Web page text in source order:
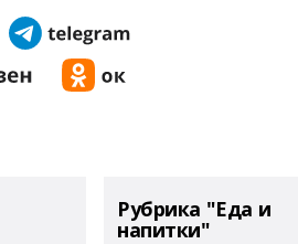
Рубрика "Еда и
напитки"